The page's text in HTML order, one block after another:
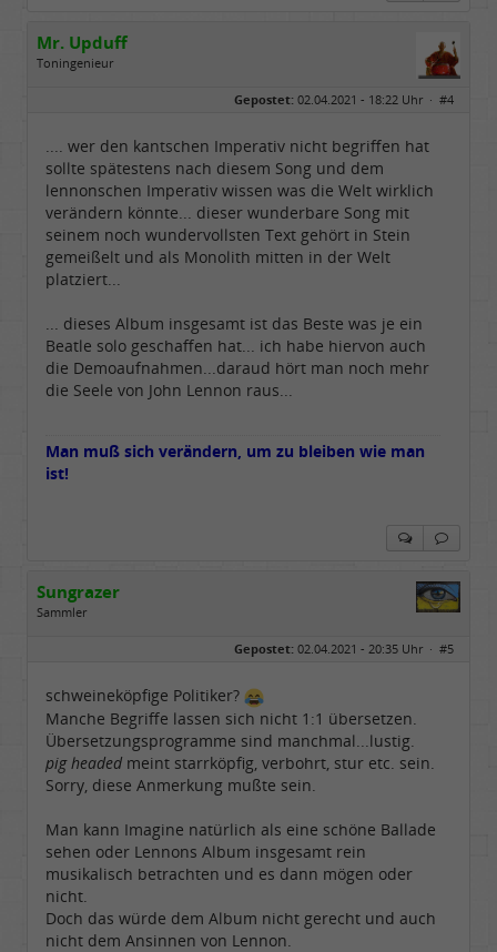
Mr. Upduff
Toningenieur
Basemountainhome
Dabei seit:
02 / 2007
Gepostet: 02.04.2021 - 18:22 Uhr · #4
.... wer den kantschen Imperativ nicht begriffen hat
sollte spätestens nach diesem Song und dem
lennonschen Imperativ wissen was die Welt wirklich
verändern könnte... dieser wunderbare Song mit
seinem noch wundervollsten Text gehört in Stein
gemeißelt und als Monolith mitten in der Welt
platziert...
... dieses Album insgesamt ist das Beste was je ein
Beatle solo geschaffen hat... ich habe hiervon auch
die Demoaufnahmen...daraud hört man noch mehr
die Seele von John Lennon raus...
Man muß sich verändern, um zu bleiben wie man
ist!
Sungrazer
Sammler
Gepostet: 02.04.2021 - 20:35 Uhr · #5
schweineköpfige Politiker?
Manche Begriffe lassen sich nicht 1:1 übersetzen.
Übersetzungsprogramme sind manchmal...lustig.
pig headed meint starrköpfig, verbohrt, stur etc. sein.
Sorry, diese Anmerkung mußte sein.
Man kann Imagine natürlich als eine schöne Ballade
sehen oder Lennons Album insgesamt rein
musikalisch betrachten und es dann mögen oder
nicht.
Doch das würde dem Album nicht gerecht und auch
nicht dem Ansinnen von Lennon.